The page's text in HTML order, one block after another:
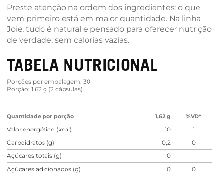
Preste atenção na ordem dos ingredientes: o que
vem primeiro está em maior quantidade. Na linha
Joie, tudo é natural e pensado para oferecer nutrição
de verdade, sem calorias vazias.
TABELA NUTRICIONAL
Porções por embalagem: 30
Porção: 1,62 g (2 cápsulas)
Quantidade por porção 1,62 g %VD*
Valor energético (kcal) 10
1
Carboidratos (g)
0,2
0
Açúcares totais (g)
0
Açúcares adicionados (g)
0
0